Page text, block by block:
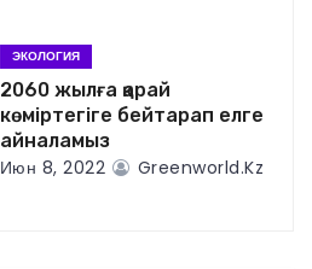
ЭКОЛОГИЯ
2060 жылға қарай
көміртегіге бейтарап елге
айналамыз
Июн 8, 2022 Greenworld.kz